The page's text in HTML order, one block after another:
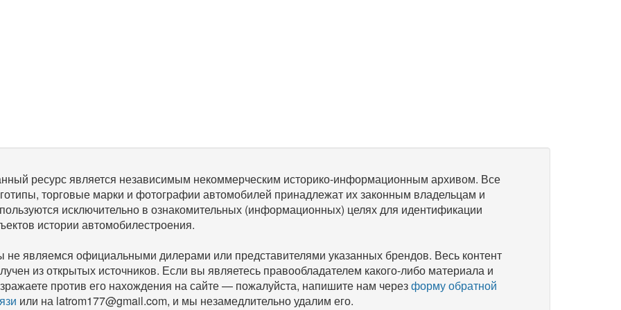
ресурс является независимым некоммерческим историко-информационным архивом. Все
торговые марки и фотографии автомобилей принадлежат их законным владельцам и
исключительно в ознакомительных (информационных) целях для идентификации
истории автомобилестроения.
являемся официальными дилерами или представителями указанных брендов. Весь контент
из открытых источников. Если вы являетесь правообладателем какого-либо материала и
против его нахождения на сайте — пожалуйста, напишите нам черезформу обратной
или на latrom177@gmail.com, и мы незамедлительно удалим его.